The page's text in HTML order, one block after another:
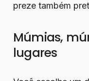
preze também
Múmias,
lugares